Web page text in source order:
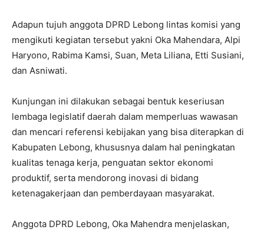
Adapun tujuh anggota DPRD Lebong lintas komisi yang
mengikuti kegiatan tersebut yakni Oka Mahendara, Alpi
Haryono, Rabima Kamsi, Suan, Meta Liliana, Etti Susiani,
dan Asniwati.
Kunjungan ini dilakukan sebagai bentuk keseriusan
lembaga legislatif daerah dalam memperluas wawasan
dan mencari referensi kebijakan yang bisa diterapkan di
Kabupaten Lebong, khususnya dalam hal peningkatan
kualitas tenaga kerja, penguatan sektor ekonomi
produktif, serta mendorong inovasi di bidang
ketenagakerjaan dan pemberdayaan masyarakat.
Anggota DPRD Lebong, Oka Mahendra menjelaskan,